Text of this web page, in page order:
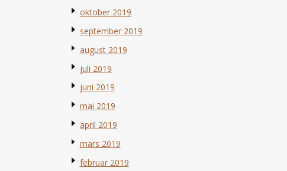
oktober 2019
september 2019
august 2019
juli 2019
juni 2019
mai 2019
april 2019
mars 2019
februar 2019